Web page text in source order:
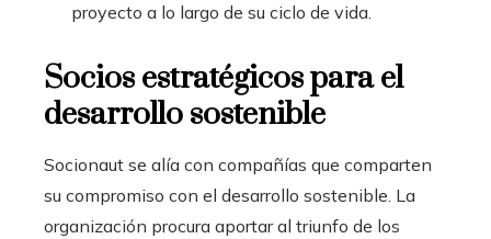
proyecto a lo largo de su ciclo de vida.
Socios estratégicos para el
desarrollo sostenible
Socionaut se alía con compañías que comparten
su compromiso con el desarrollo sostenible. La
organización procura aportar al triunfo de los